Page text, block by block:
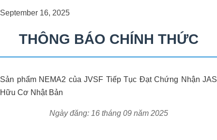
September 16, 2025
THÔNG BÁO CHÍNH THỨC
Sản phẩm NEMA2 của JVSF Tiếp Tục Đạt Chứng Nhận JAS
Hữu Cơ Nhật Bản
Ngày đăng: 16 tháng 09 năm 2025
Organic Carbon NEMA2